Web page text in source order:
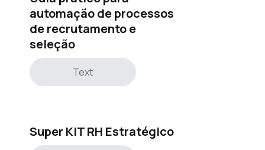
automação de processos
de recrutamento e
seleção
Text
Super KIT RH Estratégico